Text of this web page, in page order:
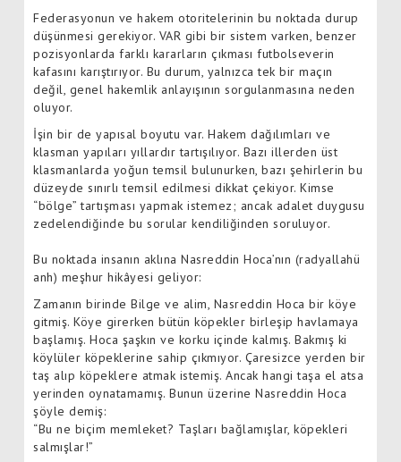
Federasyonun ve hakem otoritelerinin bu noktada durup
düşünmesi gerekiyor. VAR gibi bir sistem varken, benzer
pozisyonlarda farklı kararların çıkması futbolseverin
kafasını karıştırıyor. Bu durum, yalnızca tek bir maçın
değil, genel hakemlik anlayışının sorgulanmasına neden
oluyor.
İşin bir de yapısal boyutu var. Hakem dağılımları ve
klasman yapıları yıllardır tartışılıyor. Bazı illerden üst
klasmanlarda yoğun temsil bulunurken, bazı şehirlerin bu
düzeyde sınırlı temsil edilmesi dikkat çekiyor. Kimse
“bölge” tartışması yapmak istemez; ancak adalet duygusu
zedelendiğinde bu sorular kendiliğinden soruluyor.
Bu noktada insanın aklına Nasreddin Hoca’nın (radyallahü
anh) meşhur hikâyesi geliyor:
Zamanın birinde Bilge ve alim, Nasreddin Hoca bir köye
gitmiş. Köye girerken bütün köpekler birleşip havlamaya
başlamış. Hoca şaşkın ve korku içinde kalmış. Bakmış ki
köylüler köpeklerine sahip çıkmıyor. Çaresizce yerden bir
taş alıp köpeklere atmak istemiş. Ancak hangi taşa el atsa
yerinden oynatamamış. Bunun üzerine Nasreddin Hoca
şöyle demiş:
“Bu ne biçim memleket? Taşları bağlamışlar, köpekleri
salmışlar!”